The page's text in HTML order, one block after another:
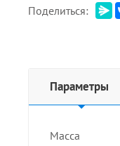
Поделиться:
Параметры
Масса